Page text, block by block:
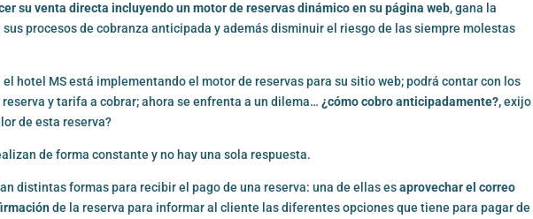
su venta directa incluyendo un motor de reservas dinámico en su página web, gana la
procesos de cobranza anticipada y además disminuir el riesgo de las siempre molestas
hotel MS está implementando el motor de reservas para su sitio web; podrá contar con los
y tarifa a cobrar; ahora se enfrenta a un dilema…¿cómo cobro anticipadamente?,exijo
de esta reserva?
de forma constante y no hay una sola respuesta.
distintas formas para recibir el pago de una reserva: una de ellas esaprovechar el correo
de la reserva para informar al cliente las diferentes opciones que tiene para pagar de